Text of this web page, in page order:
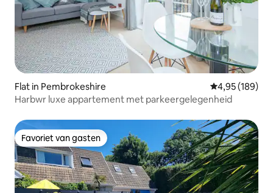
Flat in Pembrokeshire Gemiddelde
4,95 (189)
Harbwr luxe appartement met parkeergelegenheid
Favoriet van gasten
Favoriet van gasten